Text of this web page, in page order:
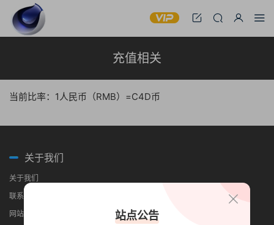
充值相关
当前比率：1人民币（RMB）=C4D币
关于我们
关于我们
联系我们
网站地图
站点公告